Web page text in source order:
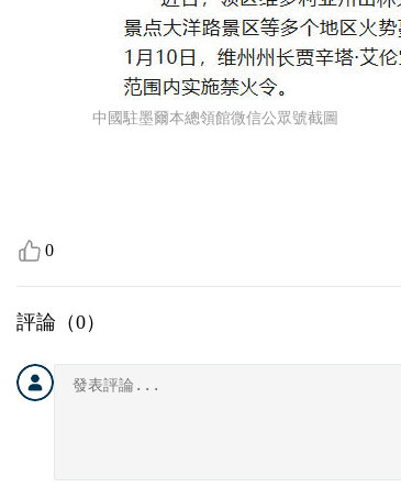
中國駐墨爾本總領館微信公眾號截圖
0
評論（0）